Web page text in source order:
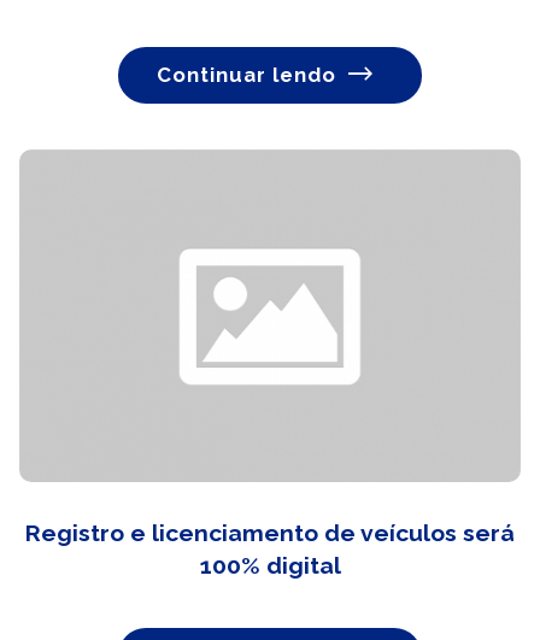
Continuar lendo
Registro e licenciamento de veículos será
100% digital